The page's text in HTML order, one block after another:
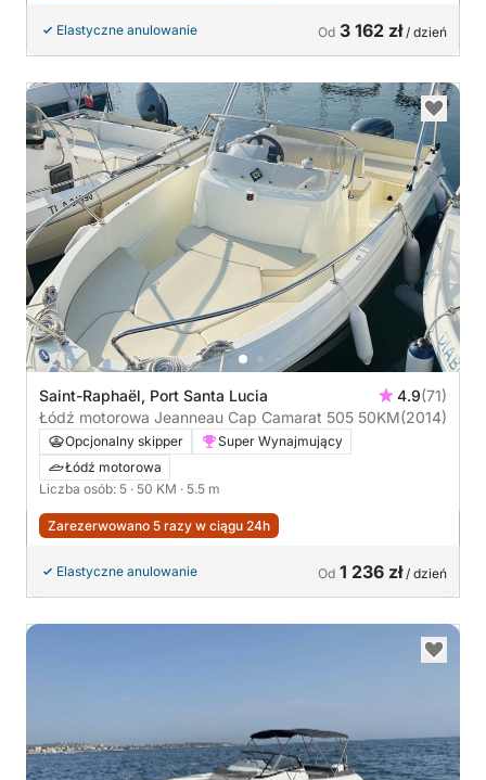
Elastyczne anulowanie Od 3 162 zł/ dzień
Saint-Raphaël, Port Santa Lucia 4.9(71)
Łódź motorowa Jeanneau Cap Camarat 505 50KM(2014)
Opcjonalny skipper
Super Wynajmujący
Łódź motorowa
Liczba osób: 5 · 50 KM · 5.5 m
Zarezerwowano 5 razy w ciągu 24h
Elastyczne anulowanie Od 1 236 zł/ dzień